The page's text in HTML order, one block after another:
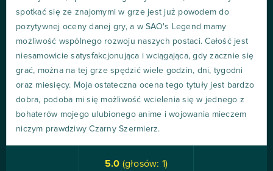
spotkać się ze znajomymi w grze jest już powodem do
pozytywnej oceny danej gry, a w SAO's Legend mamy
możliwość wspólnego rozwoju naszych postaci. Całość jest
niesamowicie satysfakcjonująca i wciągająca, gdy zacznie się
grać, można na tej grze spędzić wiele godzin, dni, tygodni
oraz miesięcy. Moja ostateczna ocena tego tytuły jest bardzo
dobra, podoba mi się możliwość wcielenia się w jednego z
bohaterów mojego ulubionego anime i wojowania mieczem
niczym prawdziwy Czarny Szermierz.
5.0 (głosów: 1)